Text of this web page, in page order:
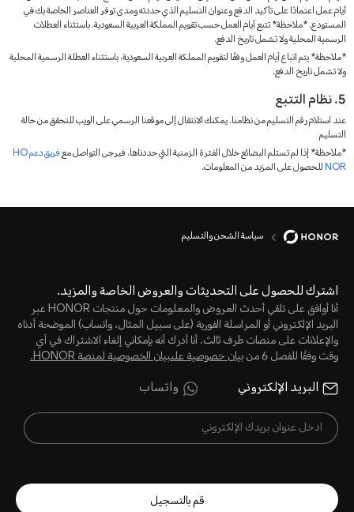
أيام عمل اعتمادًا على تأكيد الدفع وعنوان التسليم الذي حددته ومدى توفر العناصر الخاصة بك في
المستودع. *ملاحظة* تتبع أيام العمل حسب تقويم المملكة العربية السعودية، باستثناء العطلات
الرسمية المحلية ولا تشمل تاريخ الدفع.
*ملاحظة* يتم اتباع أيام العمل وفقًا لتقويم المملكة العربية السعودية، باستثناء العطلة الرسمية المحلية
ولا تشمل تاريخ الدفع.
5. نظام التتبع
عند استلام رقم التسليم من نظامنا، يمكنك الانتقال إلى موقعنا الرسمي على الويب للتحقق من حالة
التسليم
*ملاحظة* إذا لم تستلم البضائع خلال الفترة الزمنية التي حددناها، فيرجى التواصل مع
فريق دعم HO
NORللحصول على المزيد من المعلومات.
سياسة الشحن والتسليم
اشترك للحصول على التحديثات والعروض الخاصة والمزيد.
أنا أوافق على تلقي أحدث العروض والمعلومات حول منتجات HONOR عبر
البريد الإلكتروني أو المراسلة الفورية (على سبيل المثال، واتساب) الموضحة أدناه
والإعلانات على منصات طرف ثالث. أنا أدرك أنه بإمكاني إلغاء الاشتراك في أي
وقت وفقًا للفصل 6 من
بيان خصوصية علىبيان الخصوصية لمنصة HONOR‬.
البريد الإلكتروني واتساب
قم بالتسجيل